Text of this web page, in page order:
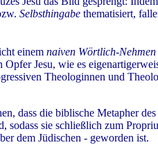
Selbsthingabe thematisiert,
einem naiven Wörtlich-Nehmen
Opfer Jesu, wie es
Theologinnen und
dass die biblische Metapher
sodass sie schließlich zum
dem Jüdischen - geworden ist.